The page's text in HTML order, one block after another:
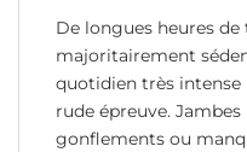
De longues heures
majoritairement
quotidien très
rude épreuve.
gonflements ou